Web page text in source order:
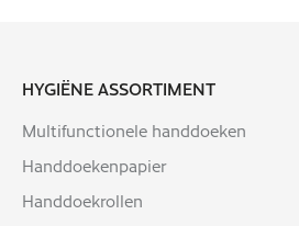
HYGIËNE ASSORTIMENT
Multifunctionele handdoeken
Handdoekenpapier
Handdoekrollen